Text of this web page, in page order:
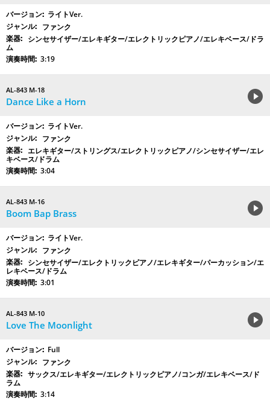
ライトVer.
ファンク
シンセサイザー/エレキギター/エレクトリックピアノ/エレキベース/ドラ
ム
3:19
AL-843 M-18
Dance Like a Horn
ライトVer.
ファンク
エレキギター/ストリングス/エレクトリックピアノ/シンセサイザー/エレ
キベース/ドラム
3:04
AL-843 M-16
Boom Bap Brass
ライトVer.
ファンク
シンセサイザー/エレクトリックピアノ/エレキギター/パーカッション/エ
レキベース/ドラム
3:01
AL-843 M-10
Love The Moonlight
Full
ファンク
サックス/エレキギター/エレクトリックピアノ/コンガ/エレキベース/ド
ラム
3:14